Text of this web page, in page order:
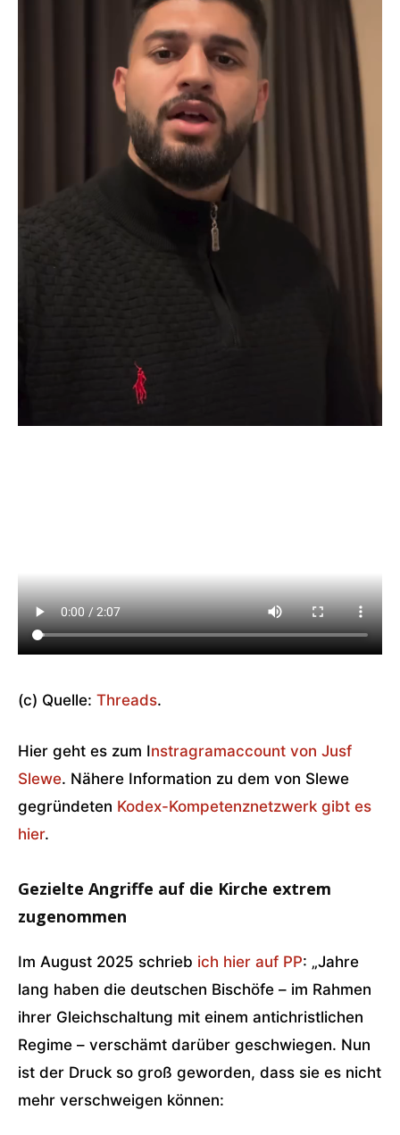
(c) Quelle: Threads.
Hier geht es zum Instragramaccount von Jusf
Slewe. Nähere Information zu dem von Slewe
gegründeten Kodex-Kompetenznetzwerk gibt es
hier.
Gezielte Angriffe auf die Kirche extrem
zugenommen
Im August 2025 schrieb ich hier auf PP: „Jahre
lang haben die deutschen Bischöfe – im Rahmen
ihrer Gleichschaltung mit einem antichristlichen
Regime – verschämt darüber geschwiegen. Nun
ist der Druck so groß geworden, dass sie es nicht
mehr verschweigen können: